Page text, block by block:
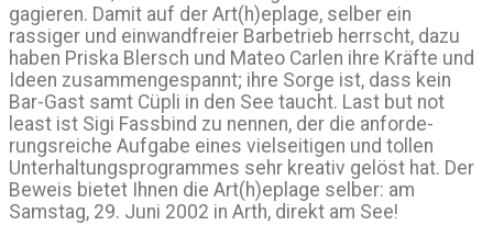
gagieren. Damit auf der Art(h)eplage, selber ein
rassiger und einwandfreier Barbetrieb herrscht, dazu
haben Priska Blersch und Mateo Carlen ihre Kräfte und
Ideen zusammenge­spannt; ihre Sorge ist, dass kein
Bar-Gast samt Cüpli in den See taucht. Last but not
least ist Sigi Fassbind zu nennen, der die anforde­
rungsreiche Aufgabe eines vielseitigen und tollen
Unterhaltungs­programmes sehr kreativ gelöst hat. Der
Beweis bietet Ihnen die Art(h)eplage selber: am
Samstag, 29. Juni 2002 in Arth, direkt am See!